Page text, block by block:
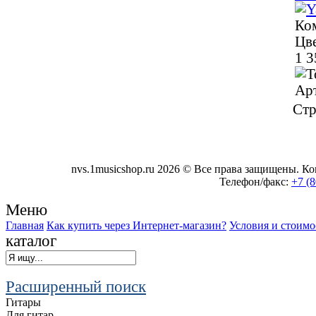
1
nvs.1musicshop.ru 2026 © Все права защищены.
Телефон/факс: +7
Меню
Главная Как купить через Интернет-магазин? Условия и
каталог
Расширенный поиск
Гитары